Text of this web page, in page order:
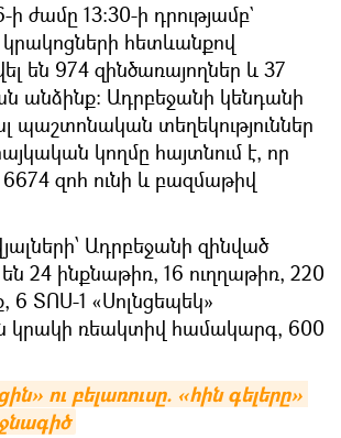
ժամը 13։30-ի դրությամբ`
հետևանքով
են 974 զինծառայողներ և 37
անձինք։ Ադրբեջանի կենդանի
պաշտոնական տեղեկություններ
կողմը հայտնում է, որ
զոհ ունի և բազմաթիվ
Ադրբեջանի զինված
են 24 ինքնաթիռ, 16 ուղղաթիռ, 220
6 ՏՈՍ-1 «Սոլնցեպեկ»
կրակի ռեակտիվ համակարգ, 600
ու բելառուսը. «հին գելերը»